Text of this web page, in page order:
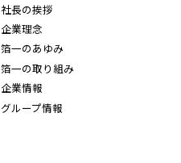
社長の挨拶
企業理念
箔一のあゆみ
箔一の取り組み
企業情報
グループ情報